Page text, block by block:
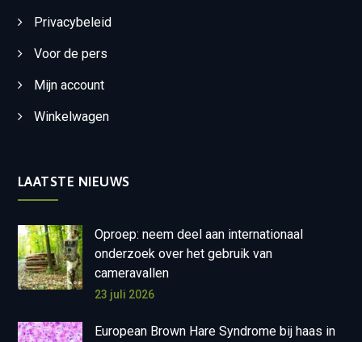
Privacybeleid
Voor de pers
Mijn account
Winkelwagen
LAATSTE NIEUWS
Oproep: neem deel aan internationaal
onderzoek over het gebruik van
cameravallen
23 juli 2026
European Brown Hare Syndrome bij haas in